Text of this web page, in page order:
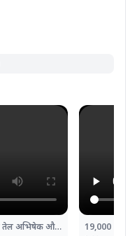
शनि साढ़े साती पीड़ा शांति महापूजा, शनि तिल तेल अभिषेक और महादशा शांति महापूजा